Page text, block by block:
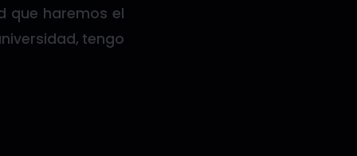
que haremos el
tengo